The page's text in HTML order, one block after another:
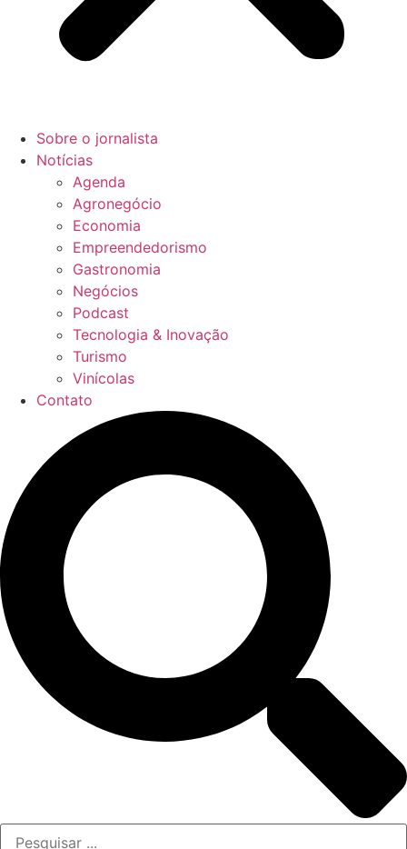
Sobre o jornalista
Notícias
Agenda
Agronegócio
Economia
Empreendedorismo
Gastronomia
Negócios
Podcast
Tecnologia & Inovação
Turismo
Vinícolas
Contato